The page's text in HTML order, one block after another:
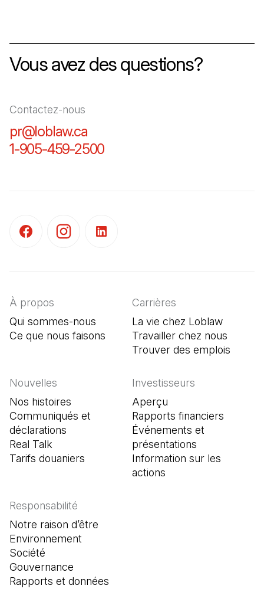
Vous avez des questions?
Contactez-nous
pr@loblaw.ca
1-905-459-2500
À propos
Qui sommes-nous
Ce que nous faisons
Carrières
La vie chez Loblaw
Travailler chez nous
Trouver des emplois
Nouvelles
Nos histoires
Communiqués et
déclarations
Real Talk
Tarifs douaniers
Investisseurs
Aperçu
Rapports financiers
Événements et
présentations
Information sur les
actions
Responsabilité
Notre raison d’être
Environnement
Société
Gouvernance
Rapports et données